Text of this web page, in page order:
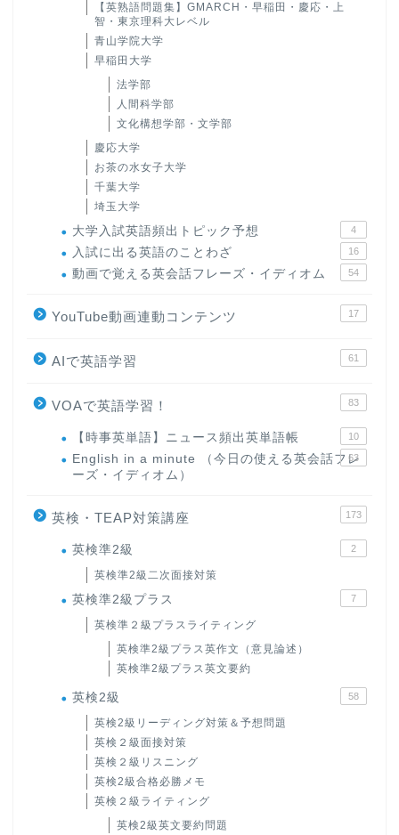
【英熟語問題集】GMARCH・早稲田・慶応・上
智・東京理科大レベル
青山学院大学
早稲田大学
法学部
人間科学部
文化構想学部・文学部
慶応大学
お茶の水女子大学
千葉大学
埼玉大学
大学入試英語頻出トピック予想 4
入試に出る英語のことわざ 16
動画で覚える英会話フレーズ・イディオム 54
YouTube動画連動コンテンツ 17
AIで英語学習 61
VOAで英語学習！ 83
【時事英単語】ニュース頻出英単語帳 10
English in a minute （今日の使える英会話フレ
ーズ・イディオム）
63
英検・TEAP対策講座 173
英検準2級 2
英検準2級二次面接対策
英検準2級プラス 7
英検準２級プラスライティング
英検準2級プラス英作文（意見論述）
英検準2級プラス英文要約
英検2級 58
英検2級リーディング対策＆予想問題
英検２級面接対策
英検２級リスニング
英検2級合格必勝メモ
英検２級ライティング
英検2級英文要約問題